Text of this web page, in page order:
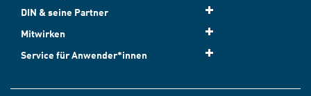
DIN & seine Partner
Mitwirken
Service für Anwender*innen